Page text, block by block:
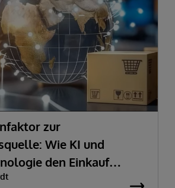
zur
Wie KI und
den Einkauf